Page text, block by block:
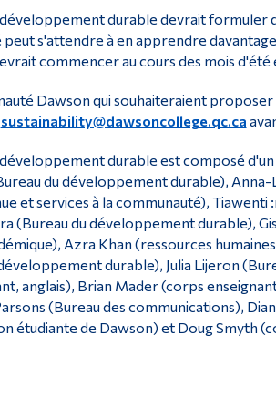
durable devrait formuler
s'attendre à en apprendre
commencer au cours des mois d'été
Dawson qui souhaiteraient
sustainability@dawsoncollege.qc.ca
durable est composé
du développement durable),
et services à la communauté), Tiawenti
(Bureau du développement durable),
Azra Khan (ressources
durable), Julia Lijeron
anglais), Brian Mader (corps
(Bureau des communications),
étudiante de Dawson) et Doug Smyth